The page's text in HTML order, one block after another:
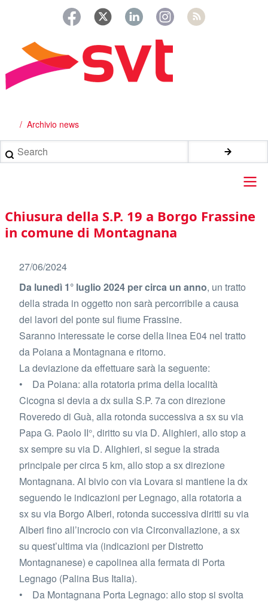
principale
Briciole
di
pane
Archivio news
Search
Main
navigation
Chiusura della S.P. 19 a Borgo Frassine
in comune di Montagnana
27/06/2024
Da lunedì 1° luglio 2024 per circa un anno, un tratto
della strada in oggetto non sarà percorribile a causa
dei lavori del ponte sul fiume Frassine.
Saranno interessate le corse della linea E04 nel tratto
da Poiana a Montagnana e ritorno.
La deviazione da effettuare sarà la seguente:
• Da Poiana: alla rotatoria prima della località
Cicogna si devia a dx sulla S.P. 7a con direzione
Roveredo di Guà, alla rotonda successiva a sx su via
Papa G. Paolo II°, diritto su via D. Alighieri, allo stop a
sx sempre su via D. Alighieri, si segue la strada
principale per circa 5 km, allo stop a sx direzione
Montagnana. Al bivio con via Lovara si mantiene la dx
seguendo le indicazioni per Legnago, alla rotatoria a
sx su via Borgo Alberi, rotonda successiva diritti su via
Alberi fino all’incrocio con via Circonvallazione, a sx
su quest’ultima via (indicazioni per Distretto
Montagnanese) e capolinea alla fermata di Porta
Legnago (Palina Bus Italia).
• Da Montagnana Porta Legnago: allo stop si svolta